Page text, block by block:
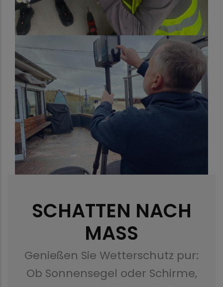
SCHATTEN NACH
MASS
Genießen Sie Wetterschutz pur:
Ob Sonnensegel oder Schirme,